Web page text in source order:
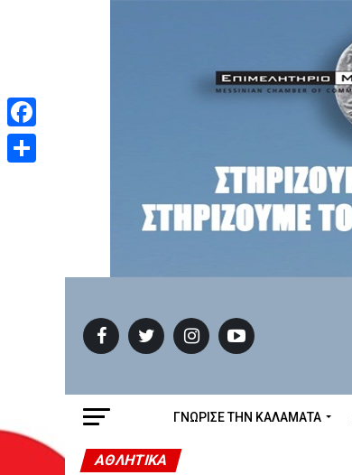
ΓΝΩΡΙΣΕ ΤΗΝ ΚΑΛΑΜΑΤΑ
ΑΘΛΗΤΙΚΆ
Facebook